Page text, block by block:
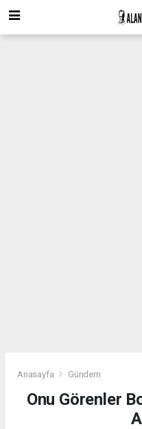
Anasayfa Gündem
Onu Görenler